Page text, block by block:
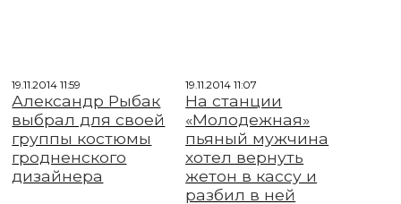
19.11.2014 11:59
Александр Рыбак
выбрал для своей
группы костюмы
гродненского
дизайнера
19.11.2014 11:07
На станции
«Молодежная»
пьяный мужчина
хотел вернуть
жетон в кассу и
разбил в ней